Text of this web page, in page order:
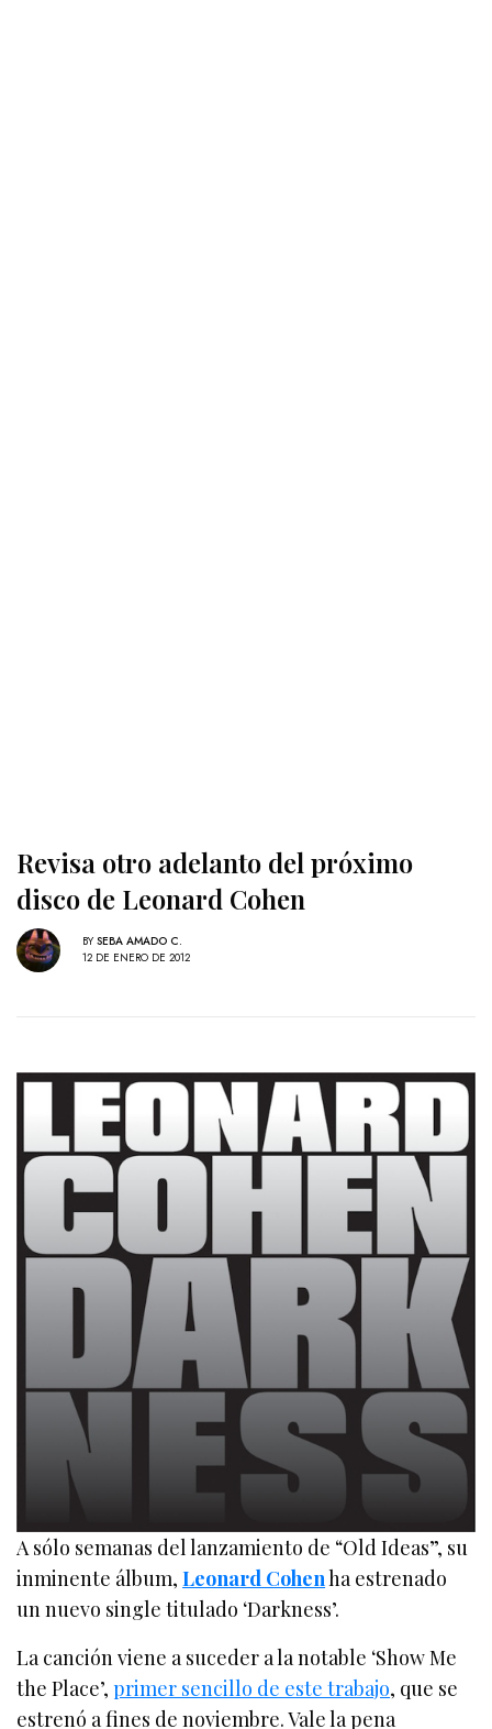
Revisa otro adelanto del próximo
disco de Leonard Cohen
BY SEBA AMADO C.
12 DE ENERO DE 2012
A sólo semanas del lanzamiento de “Old Ideas”, su
inminente álbum,Leonard Cohenha estrenado
un nuevo single titulado ‘Darkness’.
La canción viene a suceder a la notable ‘Show Me
the Place’,primer sencillo de este trabajo, que se
estrenó a fines de noviembre. Vale la pena